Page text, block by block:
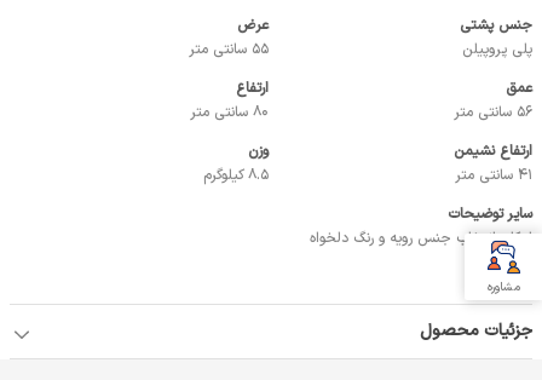
جنس پشتی
پلی پروپیلن
عرض
55 سانتی متر
عمق
56 سانتی متر
ارتفاع
80 سانتی متر
ارتفاع نشیمن
41 سانتی متر
وزن
8.5 کیلوگرم
سایر توضیحات
امکان انتخاب جنس رویه و رنگ دلخواه
جزئیات محصول
مشاوره